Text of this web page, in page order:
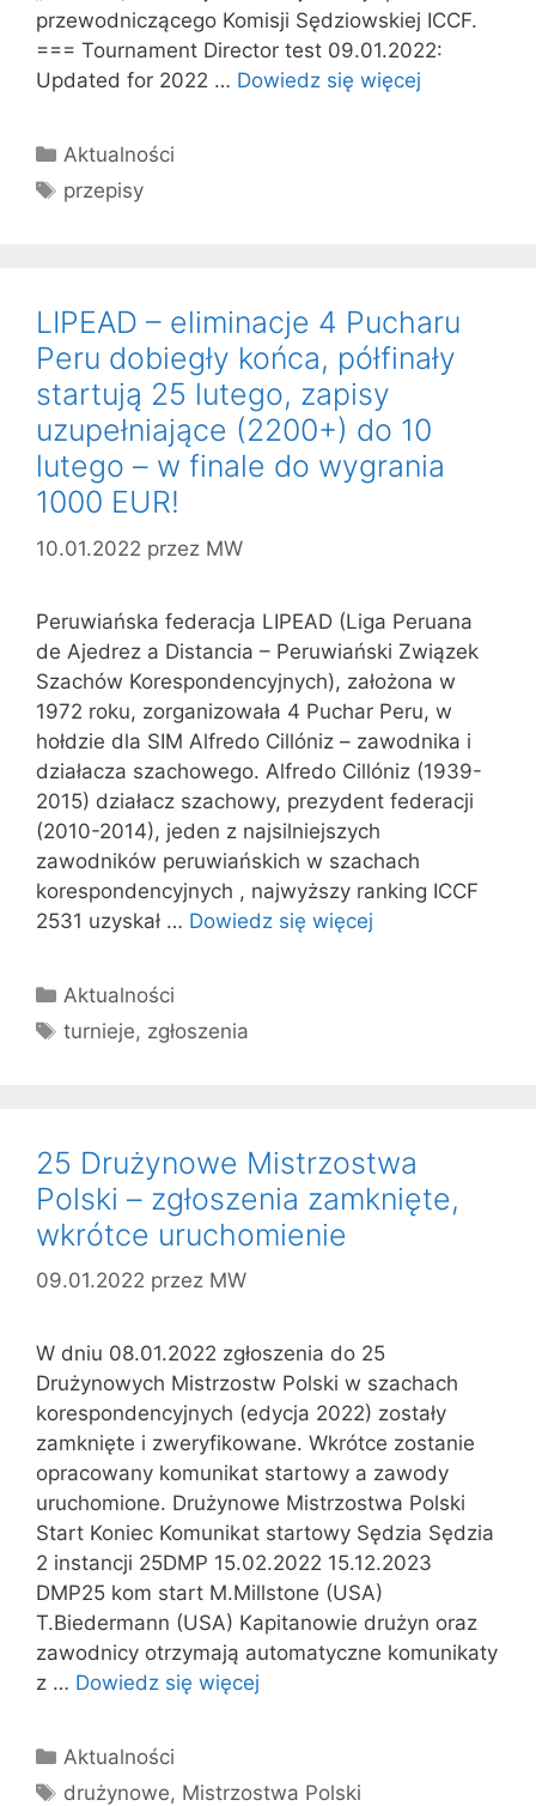
przewodniczącego Komisji Sędziowskiej ICCF.
=== Tournament Director test 09.01.2022:
Updated for 2022 … Dowiedz się więcej
Kategorie
Aktualności
Tagi
przepisy
LIPEAD – eliminacje 4 Pucharu
Peru dobiegły końca, półfinały
startują 25 lutego, zapisy
uzupełniające (2200+) do 10
lutego – w finale do wygrania
1000 EUR!
10.01.2022 przez MW
Peruwiańska federacja LIPEAD (Liga Peruana
de Ajedrez a Distancia – Peruwiański Związek
Szachów Korespondencyjnych), założona w
1972 roku, zorganizowała 4 Puchar Peru, w
hołdzie dla SIM Alfredo Cillóniz – zawodnika i
działacza szachowego. Alfredo Cillóniz (1939-
2015) działacz szachowy, prezydent federacji
(2010-2014), jeden z najsilniejszych
zawodników peruwiańskich w szachach
korespondencyjnych , najwyższy ranking ICCF
2531 uzyskał … Dowiedz się więcej
Kategorie
Aktualności
Tagi
turnieje, zgłoszenia
25 Drużynowe Mistrzostwa
Polski – zgłoszenia zamknięte,
wkrótce uruchomienie
09.01.2022 przez MW
W dniu 08.01.2022 zgłoszenia do 25
Drużynowych Mistrzostw Polski w szachach
korespondencyjnych (edycja 2022) zostały
zamknięte i zweryfikowane. Wkrótce zostanie
opracowany komunikat startowy a zawody
uruchomione. Drużynowe Mistrzostwa Polski
Start Koniec Komunikat startowy Sędzia Sędzia
2 instancji 25DMP 15.02.2022 15.12.2023
DMP25 kom start M.Millstone (USA)
T.Biedermann (USA) Kapitanowie drużyn oraz
zawodnicy otrzymają automatyczne komunikaty
z … Dowiedz się więcej
Kategorie
Aktualności
Tagi
drużynowe, Mistrzostwa Polski